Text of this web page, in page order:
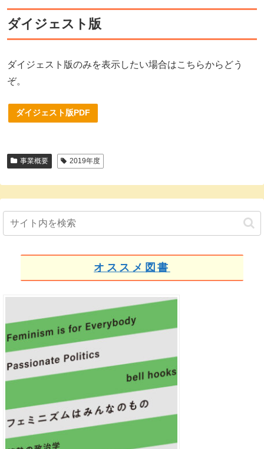
ダイジェスト版
ダイジェスト版のみを表示したい場合はこちらからどう
ぞ。
ダイジェスト版PDF
事業概要 2019年度
オススメ図書